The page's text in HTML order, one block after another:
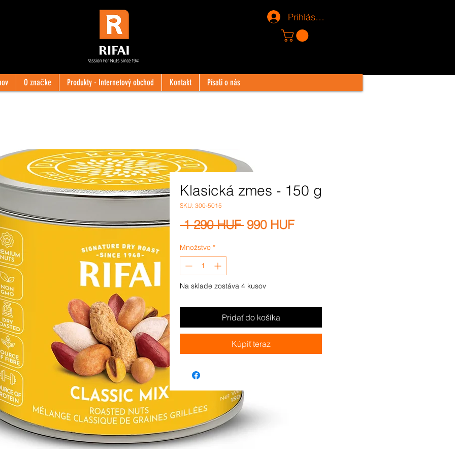
Prihlásiť sa
O značke Produkty - Internetový obchod Kontakt Písali o nás
Klasická zmes - 150 g
SKU: 300-5015
1 290 HUF Normálna
990 HUFZľavnená
Množstvo *
Na sklade zostáva 4 kusov
Pridať do košíka
Kúpiť teraz